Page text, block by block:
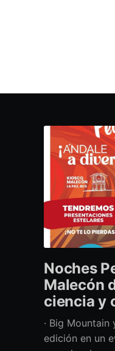
Noches
Malecón
ciencia y
· Big
edición en un